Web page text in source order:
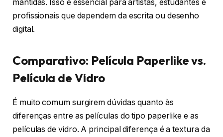
mantidas. Isso é essencial para artistas, estudantes e
profissionais que dependem da escrita ou desenho
digital.
Comparativo: Película Paperlike vs.
Película de Vidro
É muito comum surgirem dúvidas quanto às
diferenças entre as películas do tipo paperlike e as
películas de vidro. A principal diferença é a textura da